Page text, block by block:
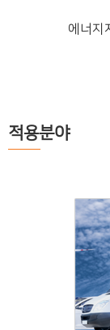
에너지
적용분야